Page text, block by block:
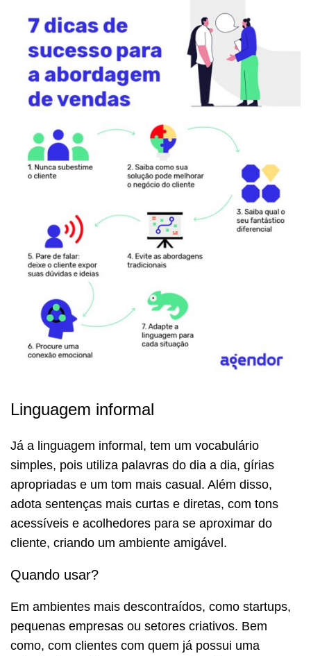
Linguagem informal
Já a linguagem informal, tem um vocabulário
simples, pois utiliza palavras do dia a dia, gírias
apropriadas e um tom mais casual. Além disso,
adota sentenças mais curtas e diretas, com tons
acessíveis e acolhedores para se aproximar do
cliente, criando um ambiente amigável.
Quando usar?
Em ambientes mais descontraídos, como startups,
pequenas empresas ou setores criativos. Bem
como, com clientes com quem já possui uma